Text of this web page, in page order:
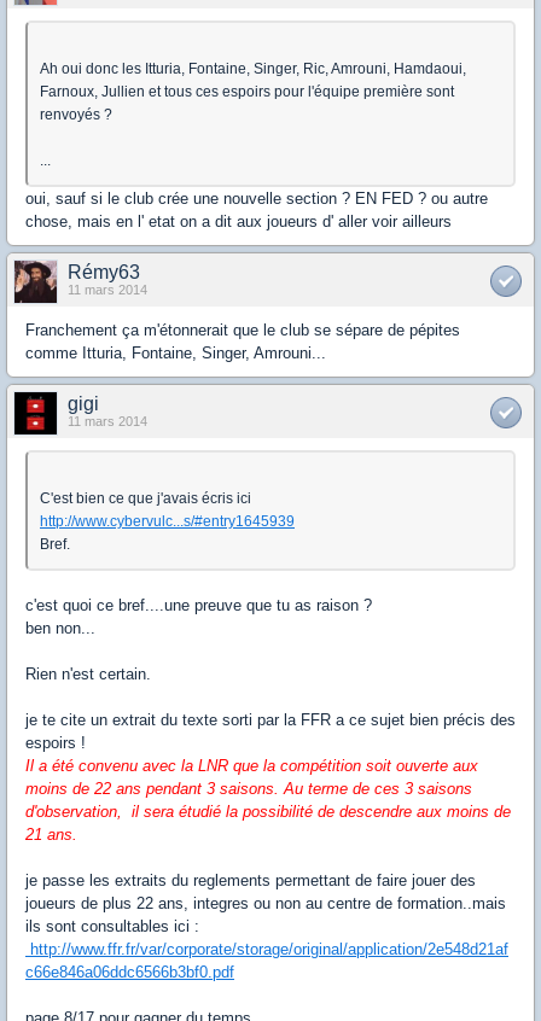
Ah oui donc les Itturia, Fontaine, Singer, Ric, Amrouni, Hamdaoui,
Farnoux, Jullien et tous ces espoirs pour l'équipe première sont
renvoyés ?
...
oui, sauf si le club crée une nouvelle section ? EN FED ? ou autre
chose, mais en l' etat on a dit aux joueurs d' aller voir ailleurs
Rémy63
11 mars 2014
Franchement ça m'étonnerait que le club se sépare de pépites
comme Itturia, Fontaine, Singer, Amrouni...
gigi
11 mars 2014
C'est bien ce que j'avais écris ici
http://www.cybervulc...s/#entry1645939
Bref.
c'est quoi ce bref....une preuve que tu as raison ?
ben non...
Rien n'est certain.
je te cite un extrait du texte sorti par la FFR a ce sujet bien précis des
espoirs !
Il a été convenu avec la LNR que la compétition soit ouverte aux
moins de 22 ans pendant 3 saisons. Au terme de ces 3 saisons
d'observation, il sera étudié la possibilité de descendre aux moins de
21 ans.
je passe les extraits du reglements permettant de faire jouer des
joueurs de plus 22 ans, integres ou non au centre de formation..mais
ils sont consultables ici :
http://www.ffr.fr/var/corporate/storage/original/application/2e548d21af
c66e846a06ddc6566b3bf0.pdf